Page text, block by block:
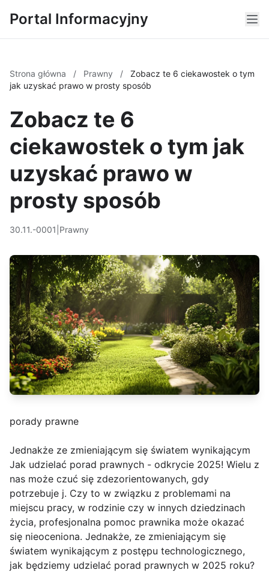
Portal Informacyjny
Strona główna / Prawny /
Zobacz te 6 ciekawostek o tym
jak uzyskać prawo w prosty sposób
Zobacz te 6
ciekawostek o tym jak
uzyskać prawo w
prosty sposób
30.11.-0001 Prawny
porady prawne
Jednakże ze zmieniającym się światem wynikającym
Jak udzielać porad prawnych - odkrycie 2025! Wielu z
nas może czuć się zdezorientowanych, gdy
potrzebuje j. Czy to w związku z problemami na
miejscu pracy, w rodzinie czy w innych dziedzinach
życia, profesjonalna pomoc prawnika może okazać
się nieoceniona. Jednakże, ze zmieniającym się
światem wynikającym z postępu technologicznego,
jak będziemy udzielać porad prawnych w 2025 roku?